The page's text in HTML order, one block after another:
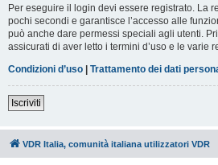
Per eseguire il login devi essere registrato. La
pochi secondi e garantisce l’accesso alle
può anche dare permessi speciali agli utenti.
assicurati di aver letto i termini d’uso e le varie
Condizioni d’uso | Trattamento dei dati
Iscriviti
VDR Italia, comunità italiana utilizzatori VDR